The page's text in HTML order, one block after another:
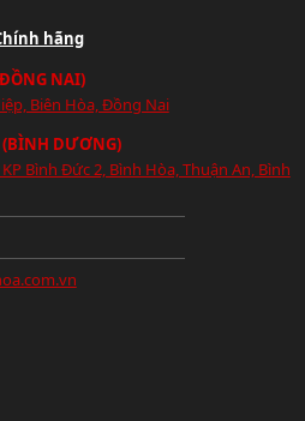
hãng
NAI)
Biên Hòa, Đồng Nai
(BÌNH DƯƠNG)
Bình Đức 2, Bình Hòa, Thuận An, Bình